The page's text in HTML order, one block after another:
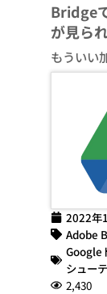
Bridge
が見ら
もういい
2022年
Adobe
Google
シュー
2,430